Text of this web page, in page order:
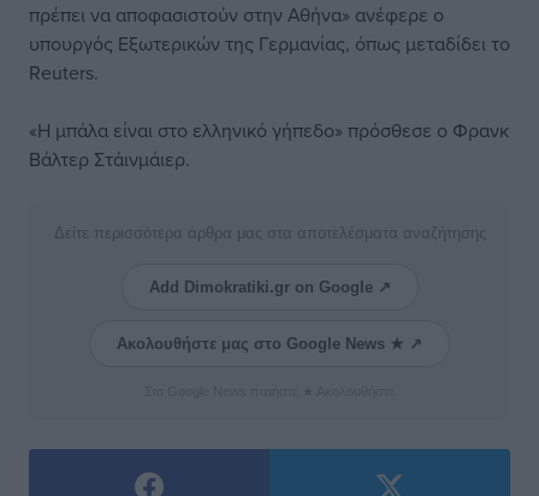
πρέπει να αποφασιστούν στην Αθήνα» ανέφερε ο
υπουργός Εξωτερικών της Γερμανίας, όπως μεταδίδει το
Reuters.
«Η μπάλα είναι στο ελληνικό γήπεδο» πρόσθεσε ο Φρανκ
Βάλτερ Στάινμάιερ.
Δείτε περισσότερα άρθρα μας στα αποτελέσματα αναζήτησης
Add Dimokratiki.gr on Google ↗
Ακολουθήστε μας στο Google News ★ ↗